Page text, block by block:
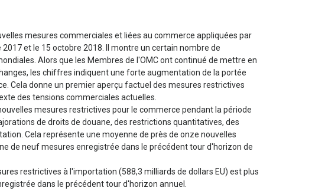
mesures commerciales et liées au commerce appliquées par
et le 15 octobre 2018. Il montre un certain nombre de
Alors que les Membres de l'OMC ont continué de mettre en
les chiffres indiquent une forte augmentation de la portée
Cela donne un premier aperçu factuel des mesures restrictives
des tensions commerciales actuelles.
mesures restrictives pour le commerce pendant la période
de droits de douane, des restrictions quantitatives, des
Cela représente une moyenne de près de onze nouvelles
de neuf mesures enregistrée dans le précédent tour d'horizon de
restrictives à l'importation (588,3 milliards de dollars EU) est plus
dans le précédent tour d'horizon annuel.